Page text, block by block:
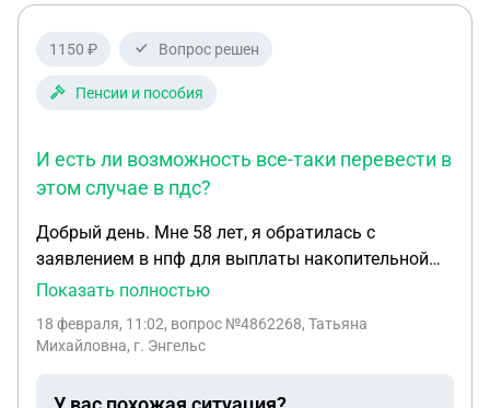
1150 ₽ Вопрос решен
Пенсии и пособия
И есть ли возможность все-таки перевести в
этом случае в пдс?
Добрый день. Мне 58 лет, я обратилась с
заявлением в нпф для выплаты накопительной
пенсии, при беседе с сотрудником банка
выплата, на что мне ответили утвердительно. Как
Показать полностью
18 февраля, 11:02, вопрос №4862268, Татьяна
Михайловна, г. Энгельс